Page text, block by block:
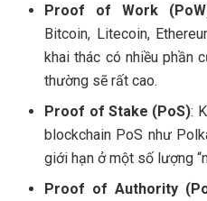
Proof of Work
Bitcoin, Litecoin,
khai thác có nhiều phần
thường sẽ rất cao.
Proof of Stake (PoS):
blockchain PoS như
giới hạn ở một số lượng
Proof of Authority